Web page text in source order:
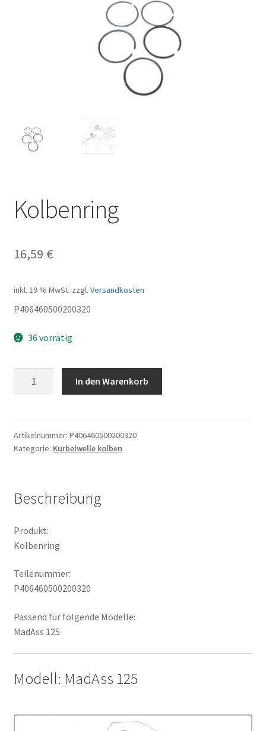
Kolbenring
16,59 €
inkl. 19 % MwSt. zzgl. Versandkosten
P406460500200320
36 vorrätig
In den Warenkorb
Artikelnummer: P406460500200320
Kategorie: Kurbelwelle kolben
Beschreibung
Produkt:
Kolbenring
Teilenummer:
P406460500200320
Passend für folgende Modelle:
MadAss 125
Modell: MadAss 125